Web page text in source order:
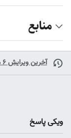
منابع
آخرین ویرایش ۶ ماه پیش
ویکی پاسخ